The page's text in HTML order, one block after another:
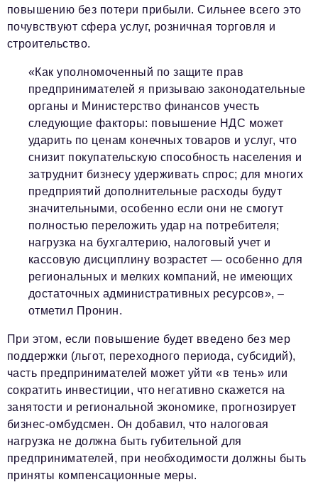
повышению без потери прибыли. Сильнее всего это
почувствуют сфера услуг, розничная торговля и
строительство.
«Как уполномоченный по защите прав
предпринимателей я призываю законодательные
органы и Министерство финансов учесть
следующие факторы: повышение НДС может
ударить по ценам конечных товаров и услуг, что
снизит покупательскую способность населения и
затруднит бизнесу удерживать спрос; для многих
предприятий дополнительные расходы будут
значительными, особенно если они не смогут
полностью переложить удар на потребителя;
нагрузка на бухгалтерию, налоговый учет и
кассовую дисциплину возрастет — особенно для
региональных и мелких компаний, не имеющих
достаточных административных ресурсов», –
отметил Пронин.
При этом, если повышение будет введено без мер
поддержки (льгот, переходного периода, субсидий),
часть предпринимателей может уйти «в тень» или
сократить инвестиции, что негативно скажется на
занятости и региональной экономике, прогнозирует
бизнес-омбудсмен. Он добавил, что налоговая
нагрузка не должна быть губительной для
предпринимателей, при необходимости должны быть
приняты компенсационные меры.